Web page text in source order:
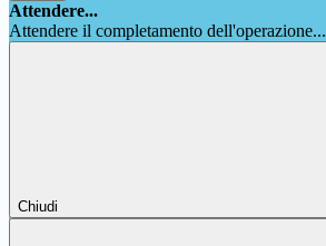
Attendere...
Attendere il completamento dell'operazione...
Chiudi